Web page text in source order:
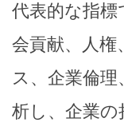
代表的な指標
会貢献、人権
ス、企業倫
析し、企業の